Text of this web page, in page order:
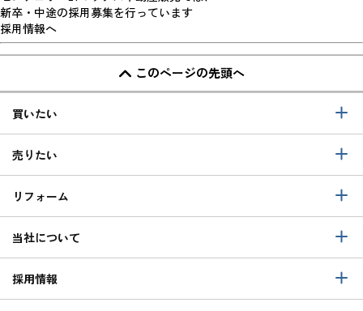
新卒・中途の採用募集を行っています
採用情報へ
このページの先頭へ
買いたい
売りたい
リフォーム
当社について
採用情報